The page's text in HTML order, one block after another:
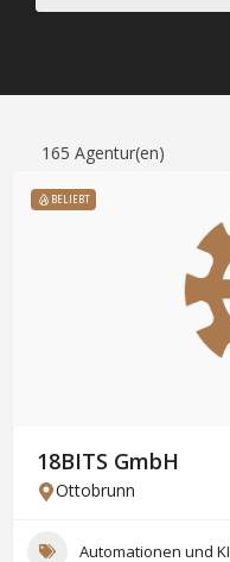
165 Agentur(en)
BELIEBT
18BITS GmbH
Ottobrunn
Automationen und KI